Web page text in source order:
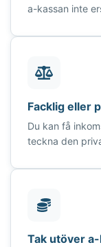
a-kassan inte
Facklig eller
Du kan få
teckna den
Tak utöver